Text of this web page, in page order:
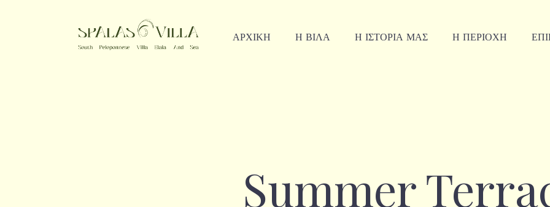
ΑΡΧΙΚΗ Η ΒΙΛΑ Η ΙΣΤΟΡΙΑ ΜΑΣ Η ΠΕΡΙΟΧΗ
Summer